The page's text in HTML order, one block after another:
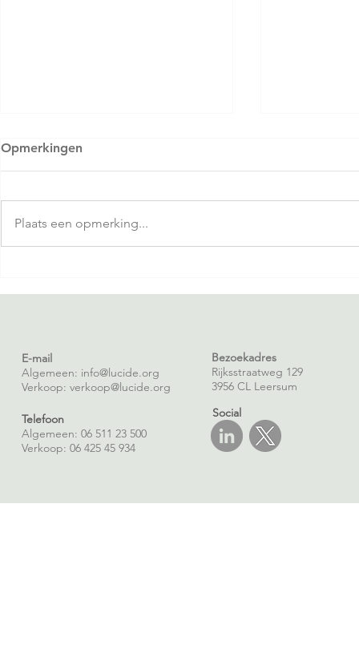
stresstest voor inkoop en
krappe
Opmerkingen
Plaats een opmerking...
E-mail
Algemeen: info@lucide.org
Verkoop: verkoop@lucide.org
Telefoon
Algemeen: 06 511 23 500
Verkoop: 06 425 45 934
Bezoekadres
Rijksstraatweg 129
3956 CL Leersum
Social